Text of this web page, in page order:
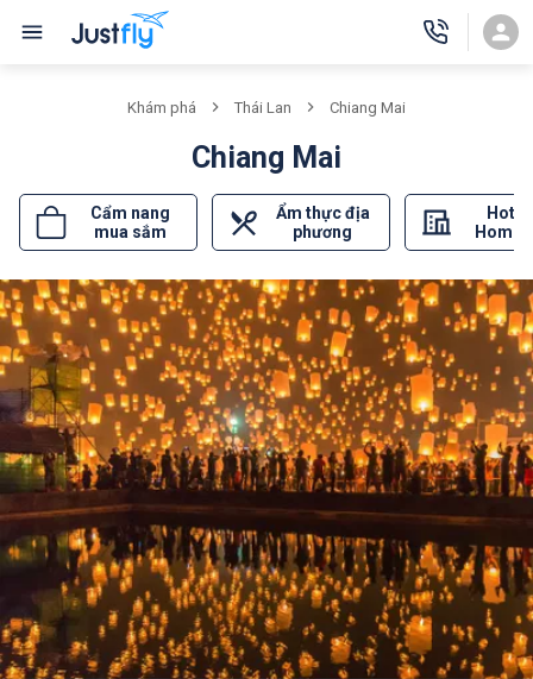
Khám phá Thái Lan Chiang Mai
Chiang Mai
Cẩm nang
mua sắm
Ẩm thực địa
phương
Hotel